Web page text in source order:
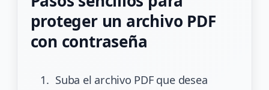
proteger un archivo PDF
con contraseña
Suba el archivo PDF que desea